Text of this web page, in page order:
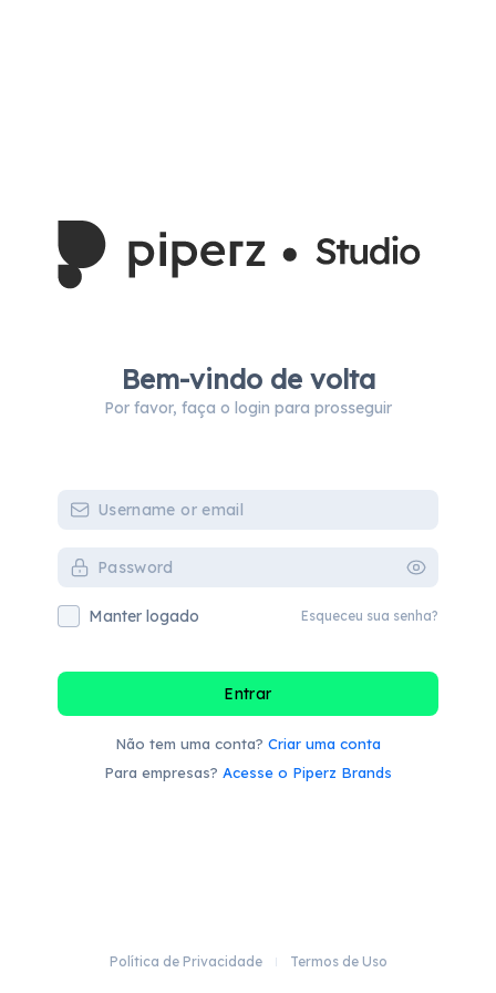
Bem-vindo de volta
Por favor, faça o login para prosseguir
Manter logado Esqueceu sua senha?
Entrar
Não tem uma conta? Criar uma conta
Para empresas? Acesse o Piperz Brands
Política de Privacidade Termos de Uso